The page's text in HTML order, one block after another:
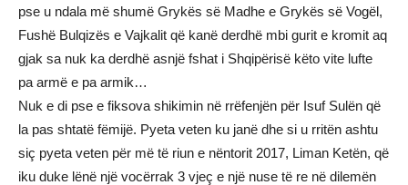
pse u ndala më shumë Grykës së Madhe e Grykës së Vogël,
Fushë Bulqizës e Vajkalit që kanë derdhë mbi gurit e kromit aq
gjak sa nuk ka derdhë asnjë fshat i Shqipërisë këto vite lufte
pa armë e pa armik…
Nuk e di pse e fiksova shikimin në rrëfenjën për Isuf Sulën që
la pas shtatë fëmijë. Pyeta veten ku janë dhe si u rritën ashtu
siç pyeta veten për më të riun e nëntorit 2017, Liman Ketën, që
iku duke lënë një vocërrak 3 vjeç e një nuse të re në dilemën